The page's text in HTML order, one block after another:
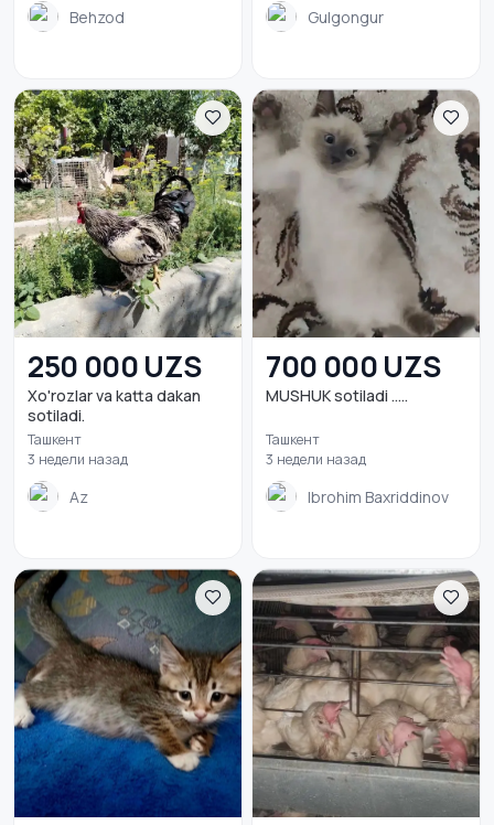
Behzod Gulgongur
250 000 UZS
Xo'rozlar va katta dakan
sotiladi.
Ташкент
3 недели назад
Az
700 000 UZS
MUSHUK sotiladi …..
Ташкент
3 недели назад
Ibrohim Baxriddinov